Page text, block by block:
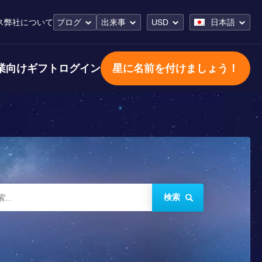
弊社について ブログ 出来事 USD 日本語
向けギフト ログイン 星に名前を付けましょう！
検索